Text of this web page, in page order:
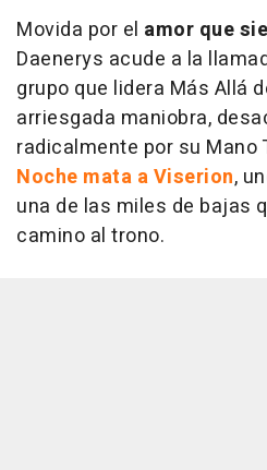
Movida por el amor que
Daenerys acude a la
grupo que lidera Más Allá
arriesgada maniobra,
radicalmente por su Mano
Noche mata a Viserion,
una de las miles de bajas
camino al trono.